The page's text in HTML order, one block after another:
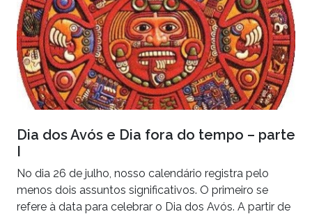
Dia dos Avós e Dia fora do tempo – parte
I
No dia 26 de julho, nosso calendário registra pelo
menos dois assuntos significativos. O primeiro se
refere à data para celebrar o Dia dos Avós. A partir de